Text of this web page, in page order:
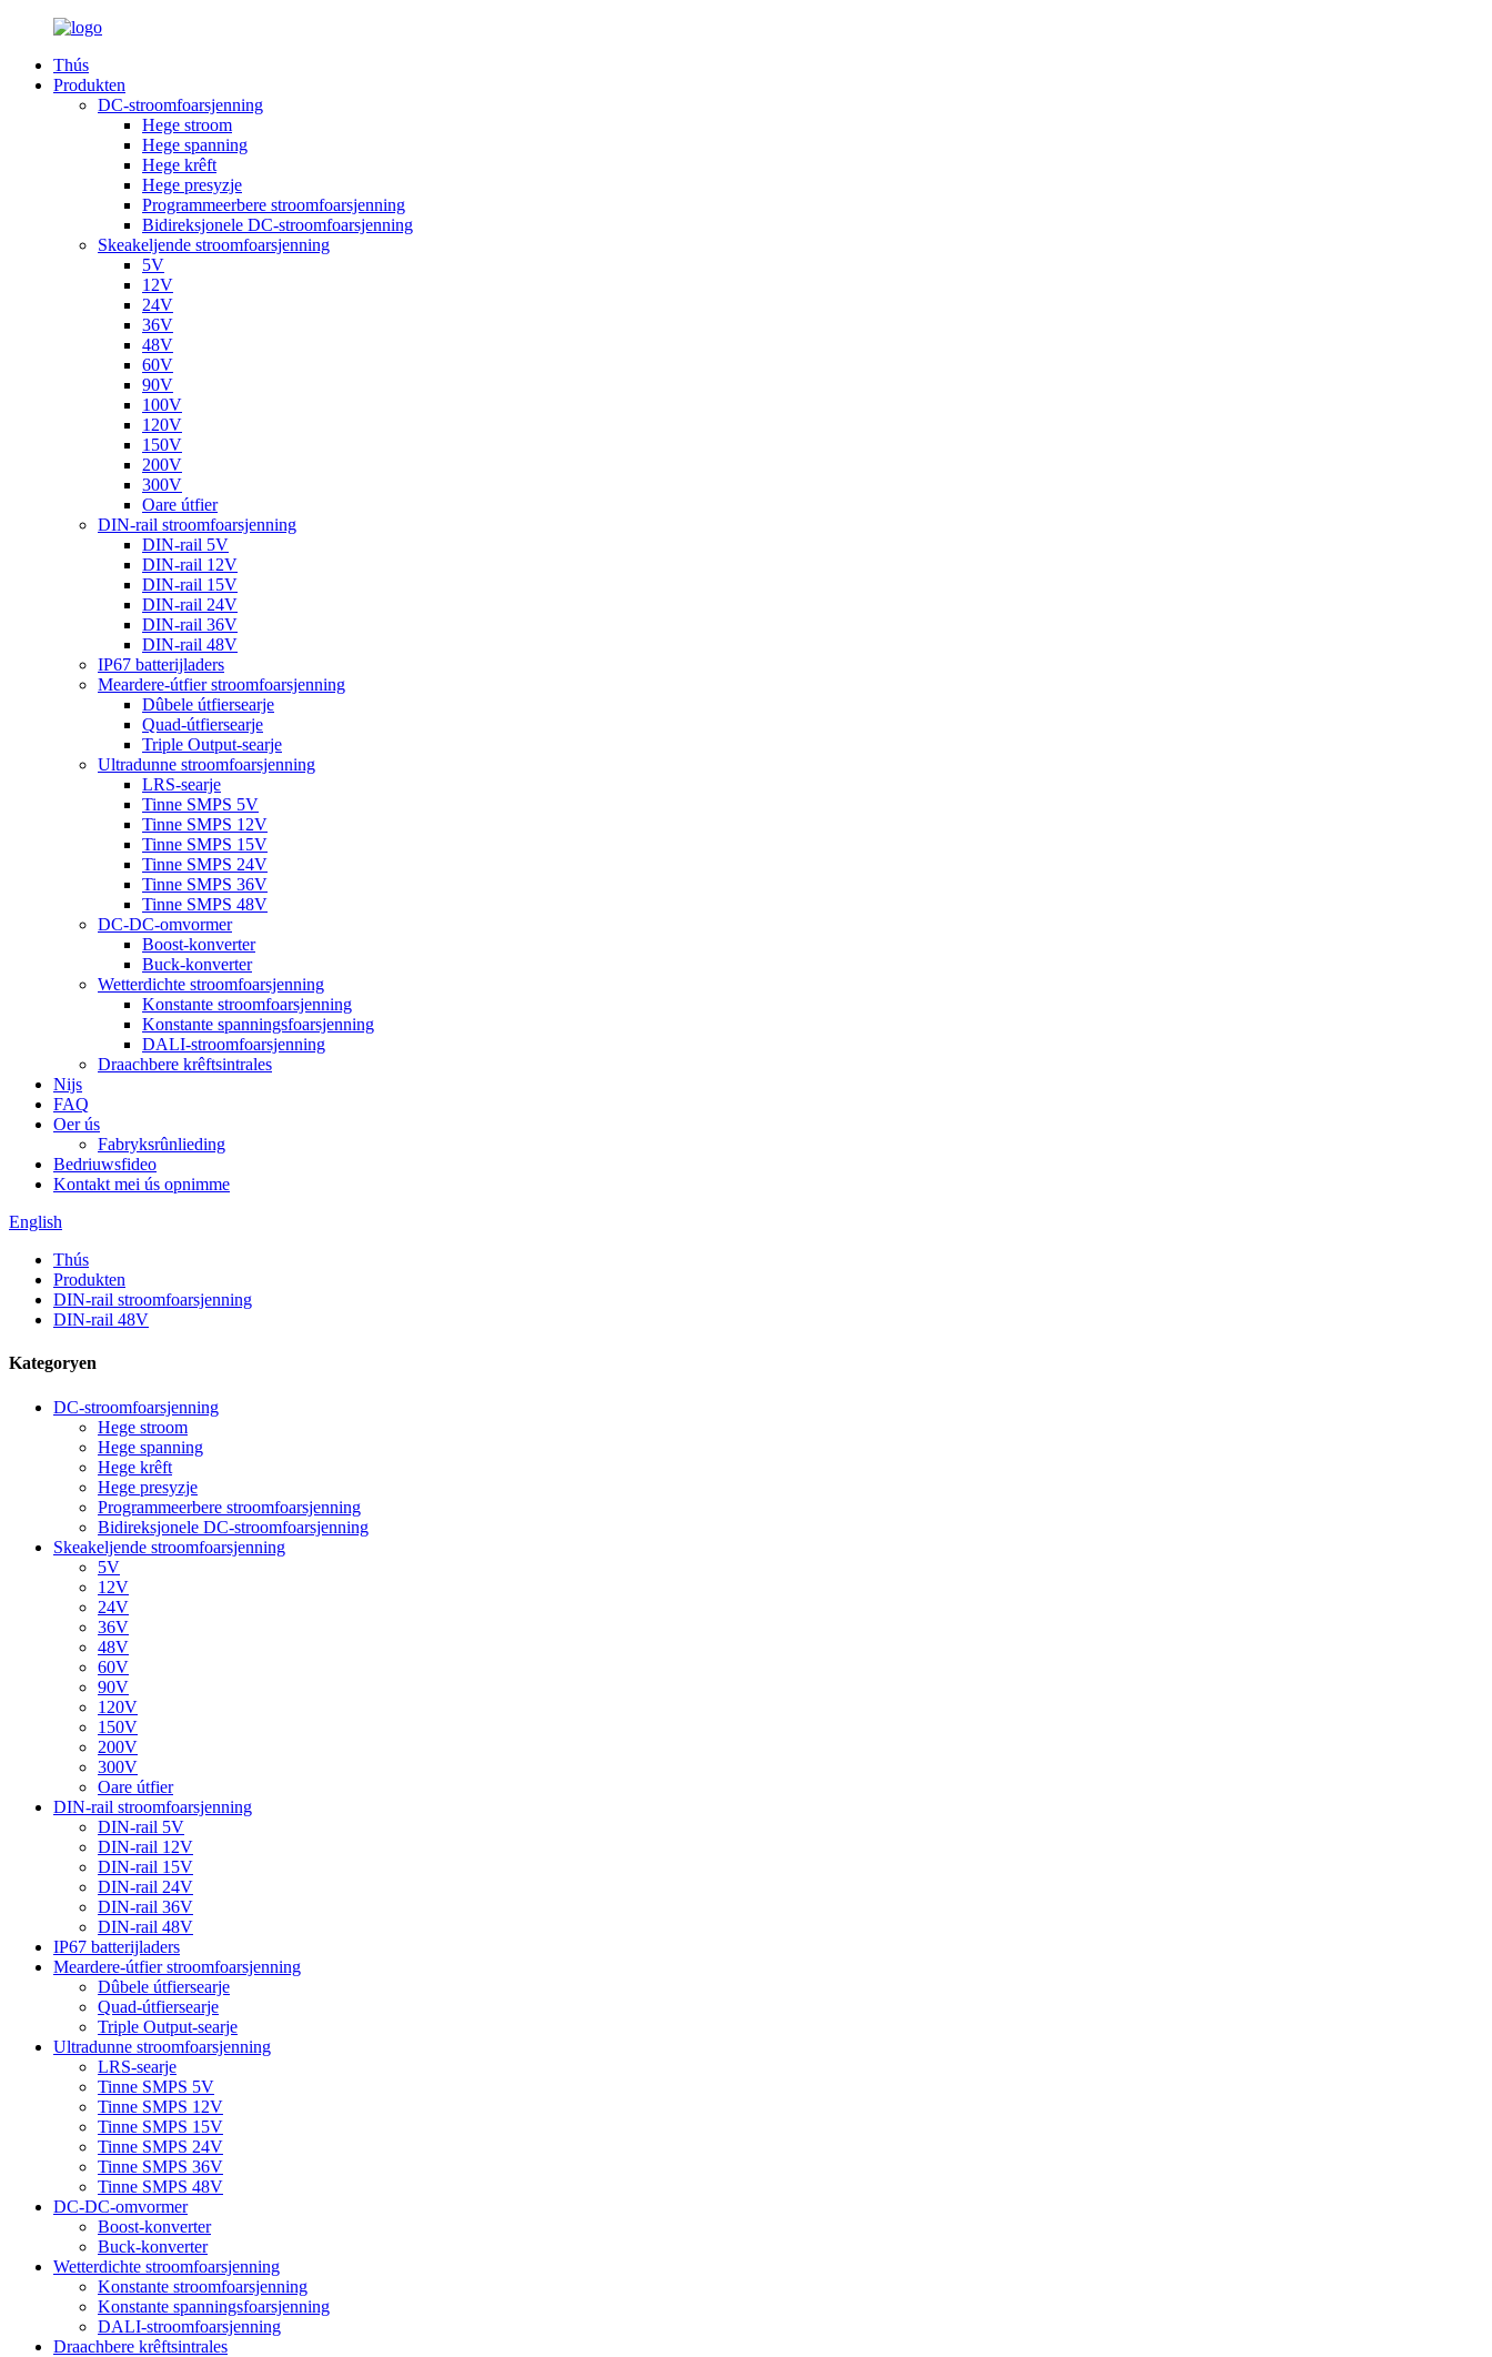
Thús
Produkten
DC-stroomfoarsjenning
Hege stroom
Hege spanning
Hege krêft
Hege presyzje
Programmeerbere stroomfoarsjenning
Bidireksjonele DC-stroomfoarsjenning
Skeakeljende stroomfoarsjenning
5V
12V
24V
36V
48V
60V
90V
100V
120V
150V
200V
300V
Oare útfier
DIN-rail stroomfoarsjenning
DIN-rail 5V
DIN-rail 12V
DIN-rail 15V
DIN-rail 24V
DIN-rail 36V
DIN-rail 48V
IP67 batterijladers
Meardere-útfier stroomfoarsjenning
Dûbele útfiersearje
Quad-útfiersearje
Triple Output-searje
Ultradunne stroomfoarsjenning
LRS-searje
Tinne SMPS 5V
Tinne SMPS 12V
Tinne SMPS 15V
Tinne SMPS 24V
Tinne SMPS 36V
Tinne SMPS 48V
DC-DC-omvormer
Boost-konverter
Buck-konverter
Wetterdichte stroomfoarsjenning
Konstante stroomfoarsjenning
Konstante spanningsfoarsjenning
DALI-stroomfoarsjenning
Draachbere krêftsintrales
Nijs
FAQ
Oer ús
Fabryksrûnlieding
Bedriuwsfideo
Kontakt mei ús opnimme
English
Thús
Produkten
DIN-rail stroomfoarsjenning
DIN-rail 48V
Kategoryen
DC-stroomfoarsjenning
Hege stroom
Hege spanning
Hege krêft
Hege presyzje
Programmeerbere stroomfoarsjenning
Bidireksjonele DC-stroomfoarsjenning
Skeakeljende stroomfoarsjenning
5V
12V
24V
36V
48V
60V
90V
120V
150V
200V
300V
Oare útfier
DIN-rail stroomfoarsjenning
DIN-rail 5V
DIN-rail 12V
DIN-rail 15V
DIN-rail 24V
DIN-rail 36V
DIN-rail 48V
IP67 batterijladers
Meardere-útfier stroomfoarsjenning
Dûbele útfiersearje
Quad-útfiersearje
Triple Output-searje
Ultradunne stroomfoarsjenning
LRS-searje
Tinne SMPS 5V
Tinne SMPS 12V
Tinne SMPS 15V
Tinne SMPS 24V
Tinne SMPS 36V
Tinne SMPS 48V
DC-DC-omvormer
Boost-konverter
Buck-konverter
Wetterdichte stroomfoarsjenning
Konstante stroomfoarsjenning
Konstante spanningsfoarsjenning
DALI-stroomfoarsjenning
Draachbere krêftsintrales